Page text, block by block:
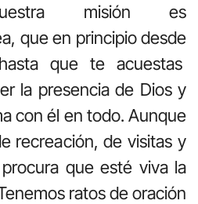
misión es
que en principio desde
que te acuestas
la presencia de Dios y
con él en todo. Aunque
recreación, de visitas y
que esté viva la
ratos de oración